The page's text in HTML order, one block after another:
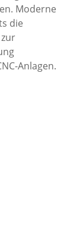
Moderne
die
Anlagen.